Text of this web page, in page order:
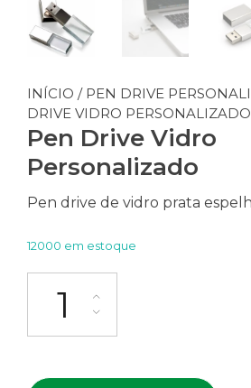
INÍCIO / PEN DRIVE
DRIVE VIDRO PERSONALIZADO
Pen Drive Vidro
Personalizado
Pen drive de vidro prata
12000 em estoque